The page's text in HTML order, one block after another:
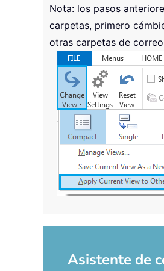
Nota: los pasos
carpetas, primero
otras carpetas de
Asistente de